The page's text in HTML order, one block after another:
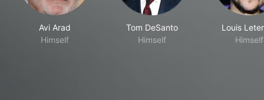
Avi Arad
Himself
Tom DeSanto
Himself
Louis
Himself